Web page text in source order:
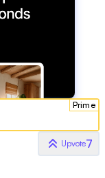
Prime
Upvote7